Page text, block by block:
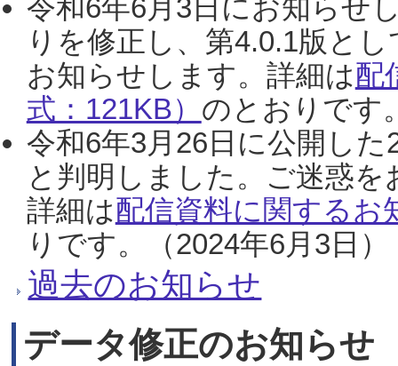
令和6年6月3日にお知らせ
りを修正し、第4.0.1版と
お知らせします。詳細は配
式：121KB） のとおりです
令和6年3月26日に公開し
と判明しました。ご迷惑
詳細は配信資料に関するお
りです。（2024年6月3日）
過去のお知らせ
データ修正のお知らせ